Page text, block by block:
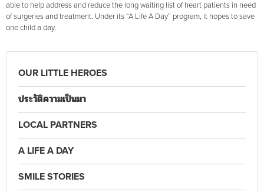
able to help address and reduce the long waiting list of heart patients in need
of surgeries and treatment. Under its “A Life A Day” program, it hopes to save
one child a day.
OUR LITTLE HEROES
ประวัติความเป็นมา
LOCAL PARTNERS
A LIFE A DAY
SMILE STORIES